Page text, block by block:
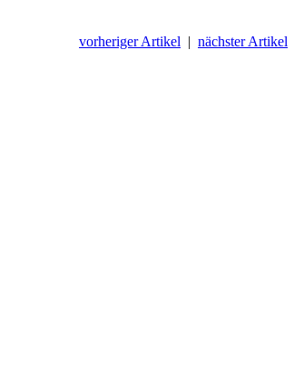
vorheriger Artikel | nächster Artikel